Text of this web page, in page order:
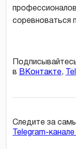
соревноваться
в ВКонтакте,
Следите за
Telegram-канале